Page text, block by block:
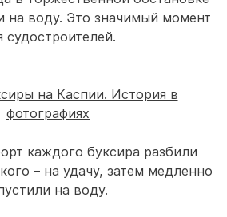
на воду. Это значимый момент
судостроителей.
каждого буксира разбили
– на удачу, затем медленно
на воду.